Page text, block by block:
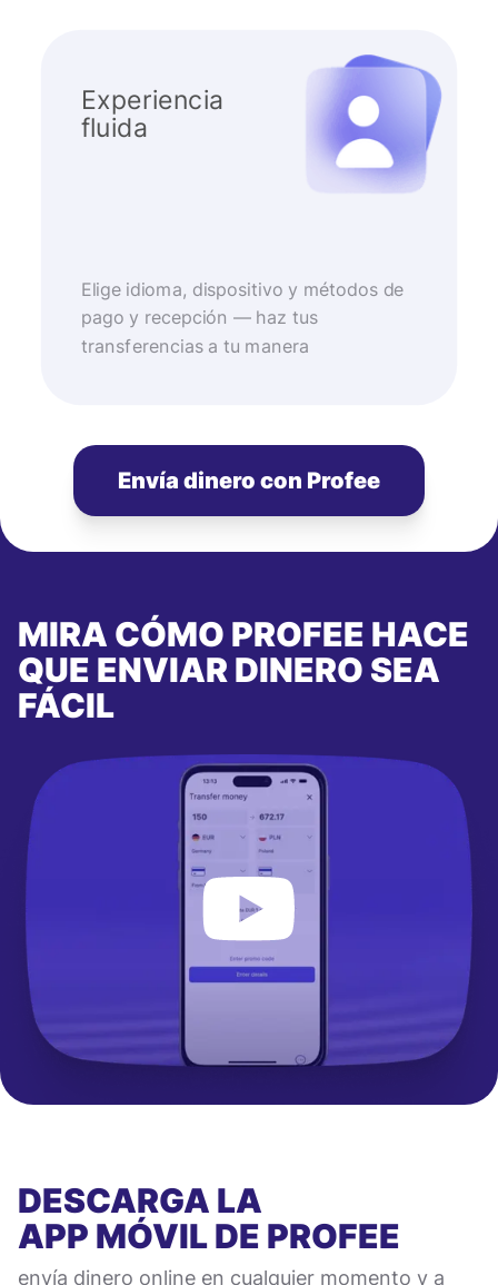
Experiencia
fluida
Elige idioma, dispositivo y métodos de
pago y recepción — haz tus
transferencias a tu manera
Envía dinero con Profee
MIRA CÓMO PROFEE HACE
QUE ENVIAR DINERO SEA
FÁCIL
DESCARGA LA
APP MÓVILDE PROFEE
envía dinero online en cualquier momento y a